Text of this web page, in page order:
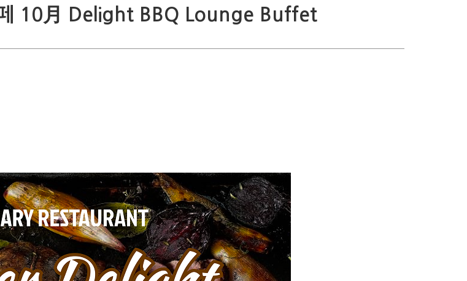
페 10月 Delight BBQ Lounge Buffet